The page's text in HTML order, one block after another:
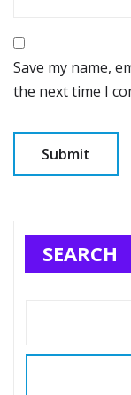
Save my name,
the next time I
SEARCH